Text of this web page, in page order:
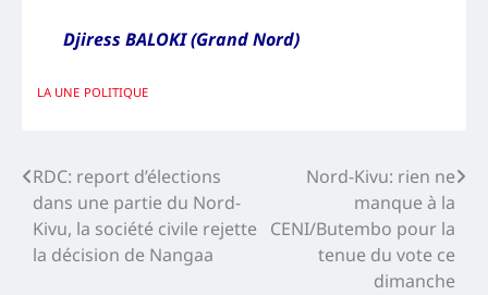
Djiress BALOKI (Grand Nord)
LA UNE POLITIQUE
Navigation
de
l’article
RDC: report d’élections
dans une partie du Nord-
Kivu, la société civile rejette
la décision de Nangaa
Nord-Kivu: rien ne
manque à la
CENI/Butembo pour la
tenue du vote ce
dimanche